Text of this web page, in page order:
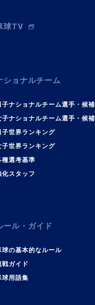
球TV
ショナルチーム
子ナショナルチーム選手・候補
子ナショナルチーム選手・候補
子世界ランキング
子世界ランキング
種選考基準
化スタッフ
ール・ガイド
球の基本的なルール
戦ガイド
球用語集